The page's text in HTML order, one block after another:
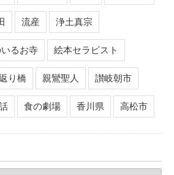
流産 浄土真宗
るお寺 絵本セラピスト
り橋 親鸞聖人 讃岐朝市
食の劇場 香川県 高松市